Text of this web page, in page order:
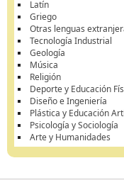
Latín
Griego
Otras lenguas
Tecnología Industrial
Geología
Música
Religión
Deporte y Educación
Diseño e Ingeniería
Plástica y Educación
Psicología y Sociología
Arte y Humanidades